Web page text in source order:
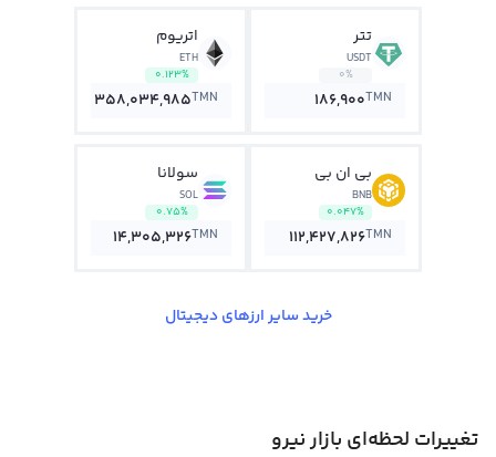
تتر
USDT
0%
186,900TMN
اتریوم
ETH
0.123%
358,034,985TMN
بی ان بی
BNB
0.047%
112,427,826TMN
سولانا
SOL
0.75%
14,305,326TMN
خرید سایر ارزهای دیجیتال
تغییرات لحظه‌ای بازار نیرو